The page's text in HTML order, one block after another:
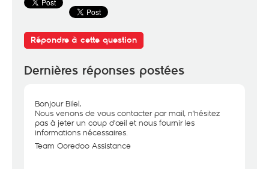
Répondre à cette question
Dernières réponses postées
Bonjour Bilel,
Nous venons de vous contacter par mail, n'hésitez
pas à jeter un coup d'œil et nous fournir les
informations nécessaires.
Team Ooredoo Assistance